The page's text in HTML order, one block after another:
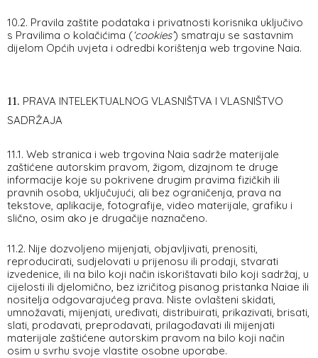
10.2. Pravila zaštite podataka i privatnosti korisnika uključivo
s Pravilima o kolačićima (‘cookies’) smatraju se sastavnim
dijelom Općih uvjeta i odredbi korištenja web trgovine Naia.
11. PRAVA INTELEKTUALNOG VLASNIŠTVA I VLASNIŠTVO
SADRŽAJA
11.1. Web stranica i web trgovina Naia sadrže materijale
zaštićene autorskim pravom, žigom, dizajnom te druge
informacije koje su pokrivene drugim pravima fizičkih ili
pravnih osoba, uključujući, ali bez ograničenja, prava na
tekstove, aplikacije, fotografije, video materijale, grafiku i
slično, osim ako je drugačije naznačeno.
11.2. Nije dozvoljeno mijenjati, objavljivati, prenositi,
reproducirati, sudjelovati u prijenosu ili prodaji, stvarati
izvedenice, ili na bilo koji način iskorištavati bilo koji sadržaj, u
cijelosti ili djelomično, bez izričitog pisanog pristanka Naiae ili
nositelja odgovarajućeg prava. Niste ovlašteni skidati,
umnožavati, mijenjati, uređivati, distribuirati, prikazivati, brisati,
slati, prodavati, preprodavati, prilagođavati ili mijenjati
materijale zaštićene autorskim pravom na bilo koji način
osim u svrhu svoje vlastite osobne uporabe.